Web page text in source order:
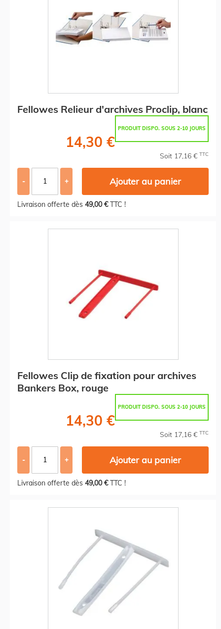
Fellowes Relieur d'archives Proclip, blanc
PRODUIT DISPO. SOUS 2-10 JOURS
14,30 €
Soit 17,16 € TTC
- + Ajouter au panier
Livraison offerte dès 49,00 €TTC !
Fellowes Clip de fixation pour archives
Bankers Box, rouge
PRODUIT DISPO. SOUS 2-10 JOURS
14,30 €
Soit 17,16 € TTC
- + Ajouter au panier
Livraison offerte dès 49,00 €TTC !